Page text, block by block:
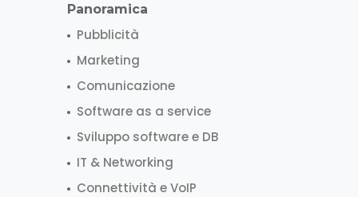
Panoramica
Pubblicità
Marketing
Comunicazione
Software as a service
Sviluppo software e DB
IT & Networking
Connettività e VoIP